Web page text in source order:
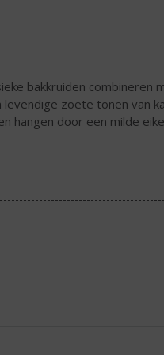
bakkruiden combineren
zoete tonen van
hangen door een milde